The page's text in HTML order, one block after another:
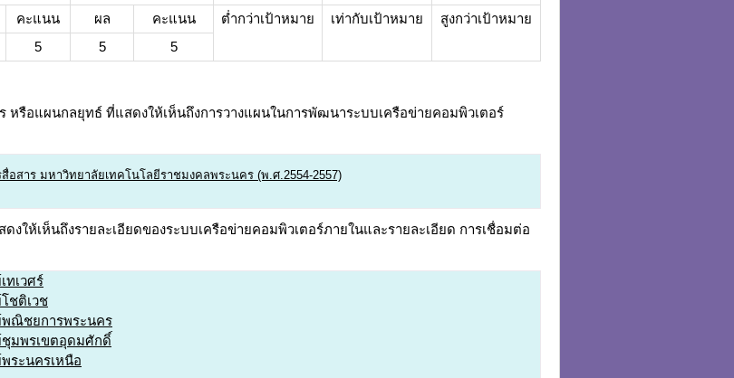
คะแนน ผล คะแนน ต่ำกว่าเป้าหมาย เท่ากับเป้าหมาย
สูงกว่าเป้าหมาย
5 5 5
หรือแผนกลยุทธ์ ที่แสดงให้เห็นถึงการวางแผนในการพัฒนาระบบเครือข่ายคอมพิวเตอร์
อสาร มหาวิทยาลัยเทคโนโลยีราชมงคลพระนคร (พ.ศ.2554-2557)
งให้เห็นถึงรายละเอียดของระบบเครือข่ายคอมพิวเตอร์ภายในและรายละเอียด การเชื่อมต่อ
ทเวศร์
ชติเวช
พณิชยการพระนคร
ชุมพรเขตอุดมศักดิ์
ระนครเหนือ